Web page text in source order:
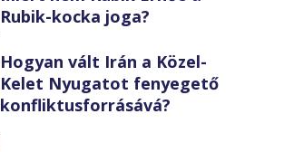
Rubik-kocka joga?
Hogyan vált Irán a Közel-
Kelet Nyugatot fenyegető
konfliktusforrásává?